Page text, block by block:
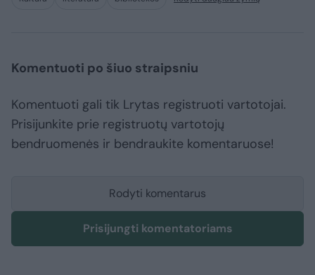
Komentuoti po šiuo straipsniu
Komentuoti gali tik Lrytas registruoti vartotojai.
Prisijunkite prie registruotų vartotojų
bendruomenės ir bendraukite komentaruose!
Rodyti komentarus
Prisijungti komentatoriams